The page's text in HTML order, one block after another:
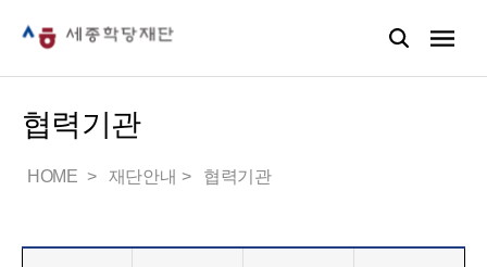
협력기관
HOME 재단안내 협력기관